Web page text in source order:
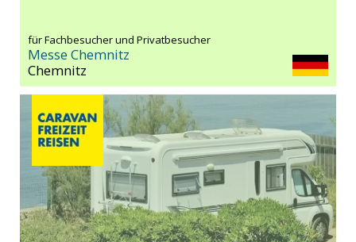
für Fachbesucher und Privatbesucher
Messe Chemnitz
Chemnitz